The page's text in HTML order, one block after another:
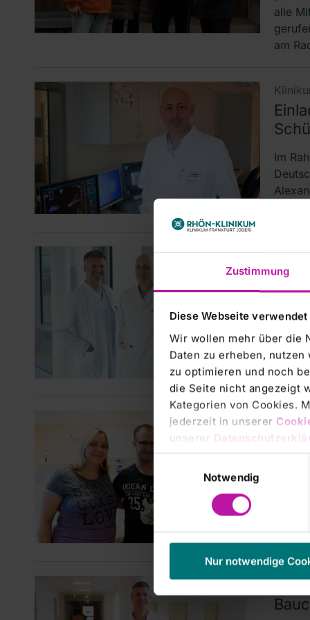
Zustimmung
Diese Webseite
Wir wollen mehr über die
Daten zu erheben,
zu optimieren und noch
die Seite nicht angezeigt
Kategorien von Cookies.
jederzeit in unserer
unserer
Notwendig
Nur notwendige
alle
am
Im
Die
Klinik
und